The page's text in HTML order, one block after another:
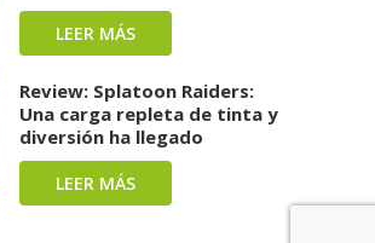
LEER MÁS
Review: Splatoon Raiders:
Una carga repleta de tinta y
diversión ha llegado
LEER MÁS